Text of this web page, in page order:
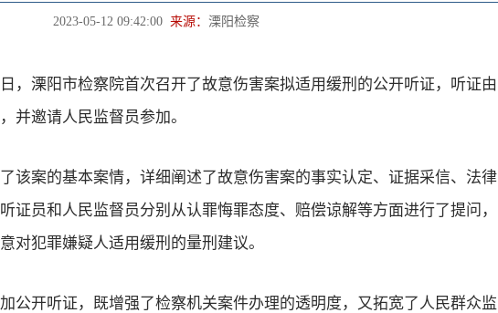
2023-05-12 09:42:00 来源： 溧阳检察
溧阳市检察院首次召开了故意伤害案拟适用缓刑的公开听证，听证由
并邀请人民监督员参加。
案的基本案情，详细阐述了故意伤害案的事实认定、证据采信、法律
证员和人民监督员分别从认罪悔罪态度、赔偿谅解等方面进行了提问，
对犯罪嫌疑人适用缓刑的量刑建议。
开听证，既增强了检察机关案件办理的透明度，又拓宽了人民群众监